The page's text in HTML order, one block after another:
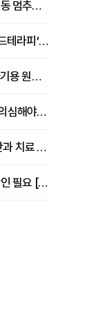
팔 들기 어려운 오십견, 통증 줄었다고 운동 멈추면 안 되는 이유 [이병욱 원장 칼럼]
리엔에이치, 암경험자 대상 ‘RE:CAN 푸드테라피’ 운영
허리 MRI는 정상인데 계속 아픈 이유 [차기용 원장 칼럼]
손발톱 들뜨고 벗겨진다면 '조갑박리증' 의심해야 [김철윤 원장 칼럼]
손 저림 반복된다면 손목터널증후군 진단과 치료 시기 살펴야 [김동현 원장 칼럼]
휴가철 건강검진, 금식·복용약 등 사전 확인 필요 [정도감 원장 칼럼]